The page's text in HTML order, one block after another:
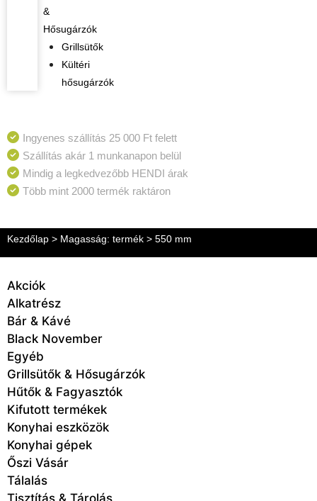
&
Hősugárzók
Grillsütők
Kültéri
hősugárzók
Ingyenes szállítás 25 000 Ft felett
Szállítás akár 1 munkanapon belül
Mindig a legkedvezőbb HENDI árak
Több mint 2000 termék raktáron
Kezdőlap > Magasság: termék > 550 mm
Akciók
Alkatrész
Bár & Kávé
Black November
Egyéb
Grillsütők & Hősugárzók
Hűtők & Fagyasztók
Kifutott termékek
Konyhai eszközök
Konyhai gépek
Őszi Vásár
Tálalás
Tisztítás & Tárolás